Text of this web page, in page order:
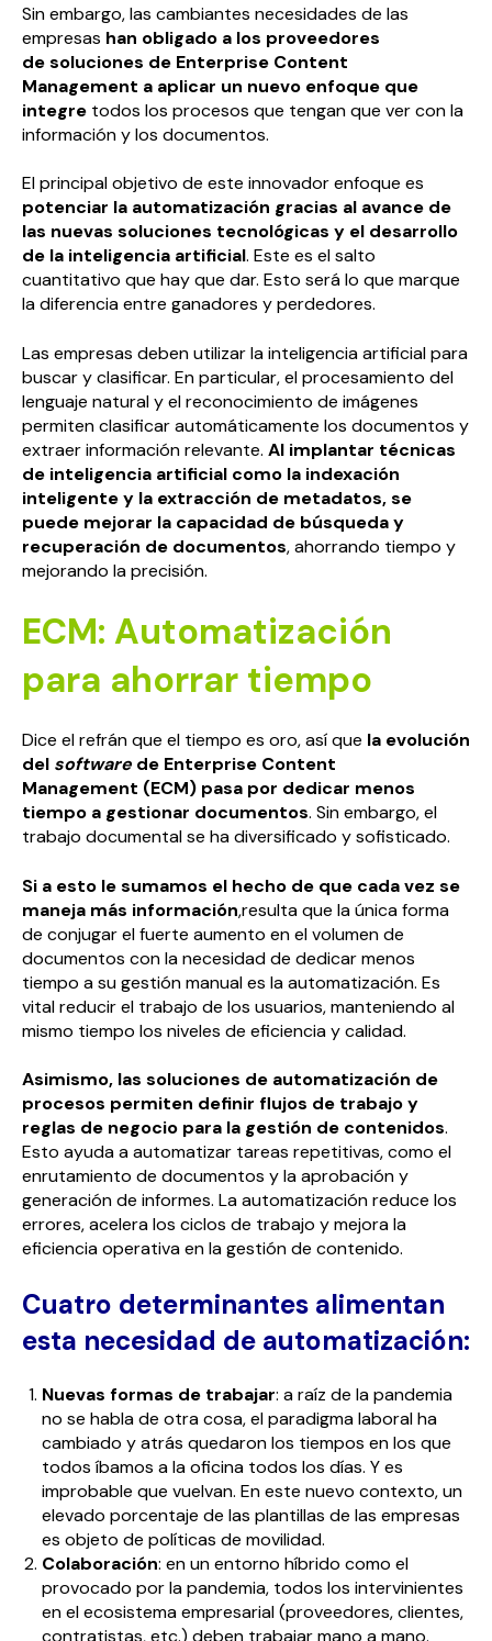
Sin embargo, las cambiantes necesidades de las
empresas han obligado a los proveedores
de soluciones de Enterprise Content
Management a aplicar un nuevo enfoque que
integre todos los procesos que tengan que ver con la
información y los documentos.
El principal objetivo de este innovador enfoque es
potenciar la automatización gracias al avance de
las nuevas soluciones tecnológicas y el desarrollo
de la inteligencia artificial. Este es el salto
cuantitativo que hay que dar. Esto será lo que marque
la diferencia entre ganadores y perdedores.
Las empresas deben utilizar la inteligencia artificial para
buscar y clasificar. En particular, el procesamiento del
lenguaje natural y el reconocimiento de imágenes
permiten clasificar automáticamente los documentos y
extraer información relevante. Al implantar técnicas
de inteligencia artificial como la indexación
inteligente y la extracción de metadatos, se
puede mejorar la capacidad de búsqueda y
recuperación de documentos, ahorrando tiempo y
mejorando la precisión.
ECM: Automatización
para ahorrar tiempo
Dice el refrán que el tiempo es oro, así que la evolución
del software de Enterprise Content
Management (ECM) pasa por dedicar menos
tiempo a gestionar documentos. Sin embargo, el
trabajo documental se ha diversificado y sofisticado.
Si a esto le sumamos el hecho de que cada vez se
maneja más información,resulta que la única forma
de conjugar el fuerte aumento en el volumen de
documentos con la necesidad de dedicar menos
tiempo a su gestión manual es la automatización. Es
vital reducir el trabajo de los usuarios, manteniendo al
mismo tiempo los niveles de eficiencia y calidad.
Asimismo, las soluciones de automatización de
procesos permiten definir flujos de trabajo y
reglas de negocio para la gestión de contenidos.
Esto ayuda a automatizar tareas repetitivas, como el
enrutamiento de documentos y la aprobación y
generación de informes. La automatización reduce los
errores, acelera los ciclos de trabajo y mejora la
eficiencia operativa en la gestión de contenido.
Cuatro determinantes alimentan
esta necesidad de automatización:
Nuevas formas de trabajar: a raíz de la pandemia
no se habla de otra cosa, el paradigma laboral ha
cambiado y atrás quedaron los tiempos en los que
todos íbamos a la oficina todos los días. Y es
improbable que vuelvan. En este nuevo contexto, un
elevado porcentaje de las plantillas de las empresas
es objeto de políticas de movilidad.
Colaboración: en un entorno híbrido como el
provocado por la pandemia, todos los intervinientes
en el ecosistema empresarial (proveedores, clientes,
contratistas, etc.) deben trabajar mano a mano.